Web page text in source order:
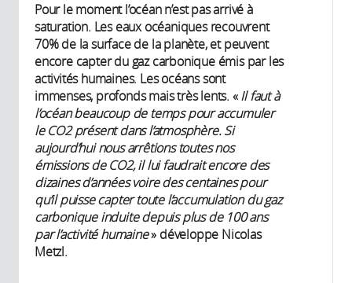
Pour le moment l’océan n’est pas arrivé à
saturation. Les eaux océaniques recouvrent
70% de la surface de la planète, et peuvent
encore capter du gaz carbonique émis par les
activités humaines. Les océans sont
immenses, profonds mais très lents. «Il faut à
l’océan beaucoup de temps pour accumuler
le CO2 présent dans l’atmosphère. Si
aujourd’hui nous arrêtions toutes nos
émissions de CO2, il lui faudrait encore des
dizaines d’années voire des centaines pour
qu’il puisse capter toute l’accumulation du gaz
carbonique induite depuis plus de 100 ans
par l’activité humaine» développe Nicolas
Metzl.